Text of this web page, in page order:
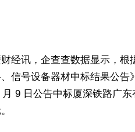
财经讯，企查查数据显示，
信号设备器材中标结果公告
月 9 日公告中标厦深铁路广